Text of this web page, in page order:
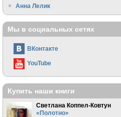
Анна Лелик
Мы в социальных сетях
ВКонтакте
YouTube
Купить наши книги
Светлана Коппел-Ковтун
«Полотно»